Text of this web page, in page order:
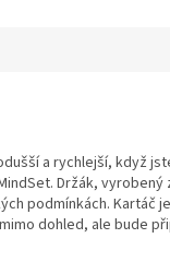
a rychlejší, když
Držák,
podmínkách. Kartáč
dohled, ale bude